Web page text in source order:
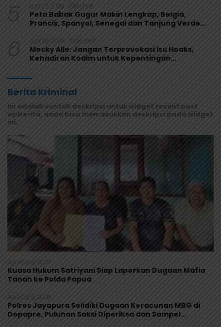
5 Juni 27, 2026 1051 Lihat
Peta Babak Gugur Makin Lengkap, Belgia,
Prancis, Spanyol, Senegal dan Tanjung Verde
6 Juni 29, 2026 1006 Lihat
Mecky Alle: Jangan Terprovokasi Isu Hoaks,
Kehadiran Kodim untuk Kepentingan
Berita Kriminal
Ini adalah contoh deskripsi untuk widget recent post
wpberita, anda bisa memasukkan deskripsi pada widget
ini.
Agustus 8, 2026
Kuasa Hukum Satriyani Siap Laporkan Dugaan Mafia
Tanah ke Polda Papua
Agustus 5, 2026
Polres Jayapura Selidiki Dugaan Keracunan MBG di
Depapre, Puluhan Saksi Diperiksa dan Sampel